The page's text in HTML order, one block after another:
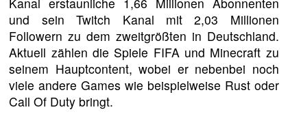
und sein Twitch Kanal mit 2,03 Millionen
Followern zu dem zweitgrößten in Deutschland.
Aktuell zählen die Spiele FIFA und Minecraft zu
seinem Hauptcontent, wobei er nebenbei noch
viele andere Games wie beispielweise Rust oder
Call Of Duty bringt.